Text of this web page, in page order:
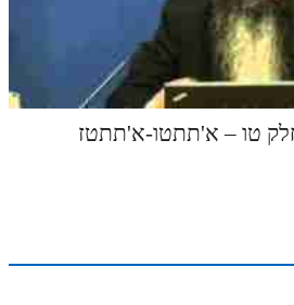
טו – א'תתטו-א'תתטז